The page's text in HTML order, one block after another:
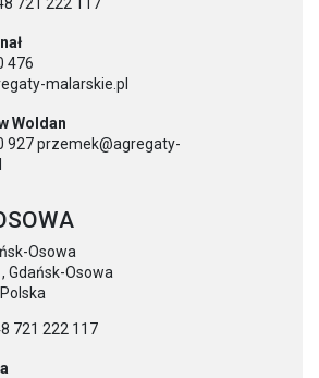
721 222 117
476
malarskie.pl
Woldan
927 przemek@agregaty-
Osowa
Gdańsk-Osowa
721 222 117